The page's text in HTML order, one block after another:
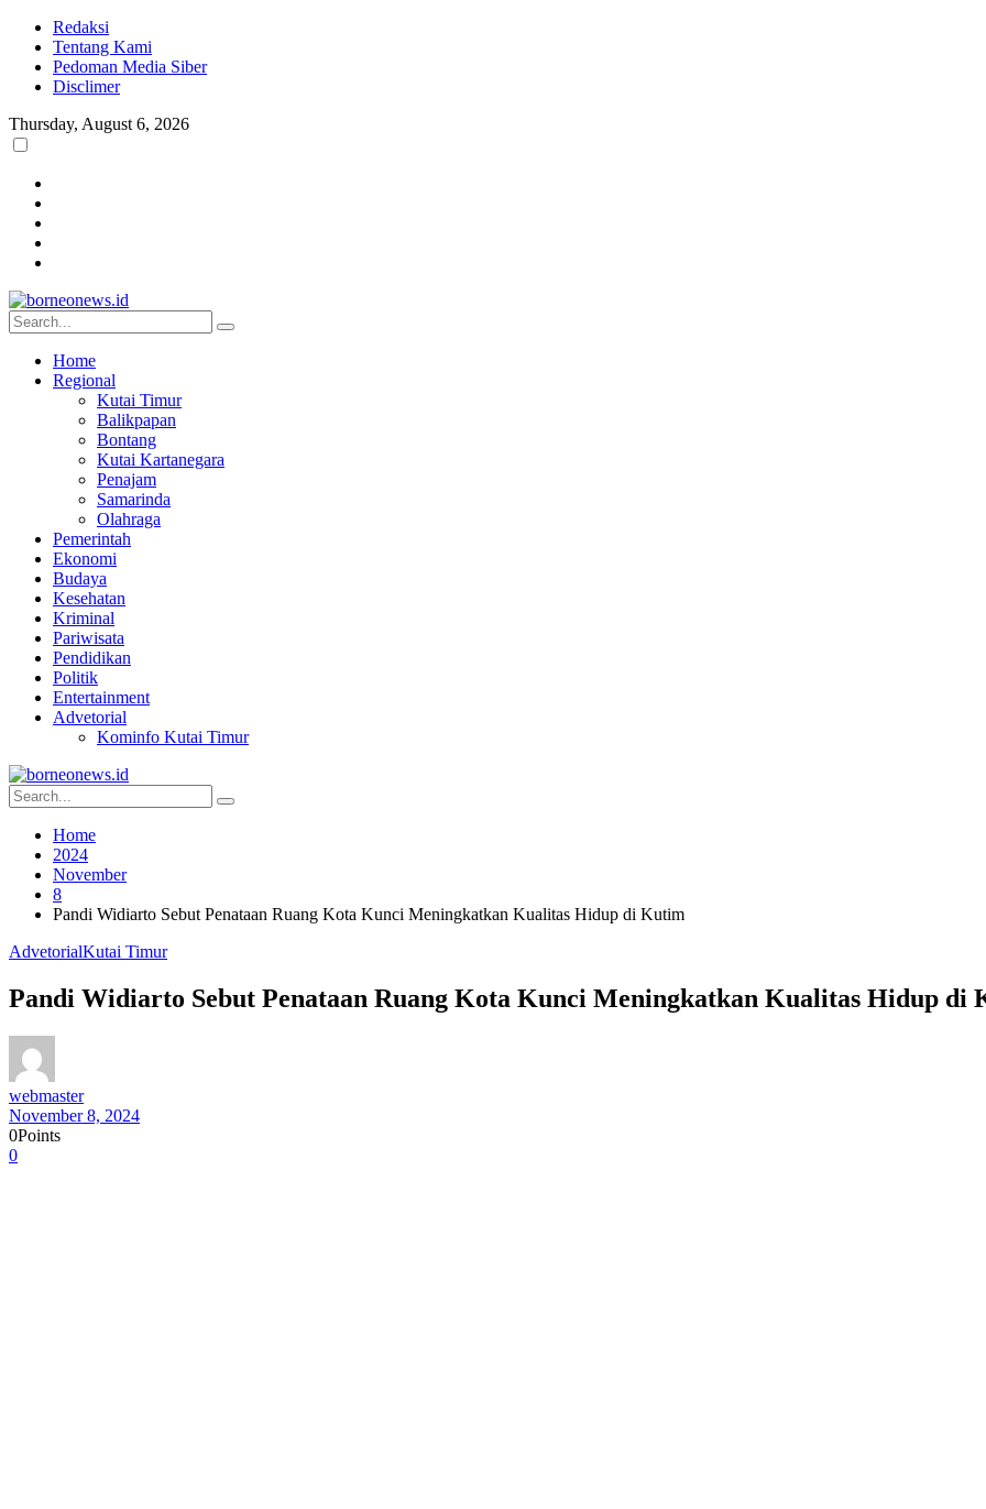
Redaksi
Tentang Kami
Pedoman Media Siber
Disclimer
Thursday, August 6, 2026
Home
Regional
Kutai Timur
Balikpapan
Bontang
Kutai Kartanegara
Penajam
Samarinda
Olahraga
Pemerintah
Ekonomi
Budaya
Kesehatan
Kriminal
Pariwisata
Pendidikan
Politik
Entertainment
Advetorial
Kominfo Kutai Timur
Home
2024
November
8
Pandi Widiarto Sebut Penataan Ruang Kota Kunci Meningkatkan Kualitas Hidup di Kutim
AdvetorialKutai Timur
Pandi Widiarto Sebut Penataan Ruang Kota Kunci Meningkatkan Kualitas Hidup di
webmaster
November 8, 2024
0Points
0